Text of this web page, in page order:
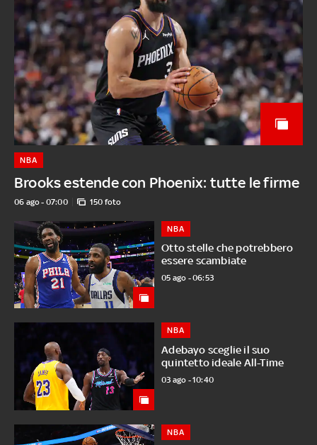
Brooks estende con Phoenix: tutte le firme
NBA
06 ago - 07:00 150 foto
Otto stelle che potrebbero
essere scambiate
NBA
05 ago - 06:53
Adebayo sceglie il suo
quintetto ideale All-Time
NBA
03 ago - 10:40
NBA